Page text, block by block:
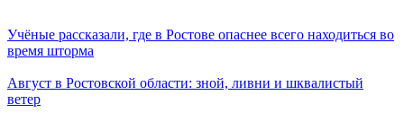
Учёные рассказали, где в Ростове опаснее всего находиться во
время шторма
Август в Ростовской области: зной, ливни и шквалистый
ветер